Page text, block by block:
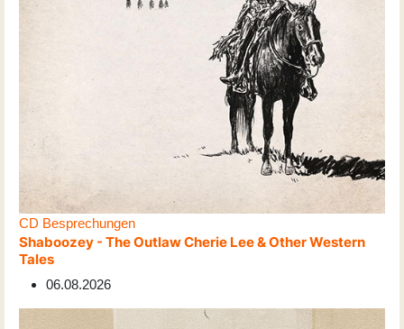
CD Besprechungen
Shaboozey - The Outlaw Cherie Lee & Other Western
Tales
06.08.2026